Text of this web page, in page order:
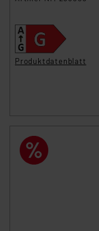
Produktdatenblatt